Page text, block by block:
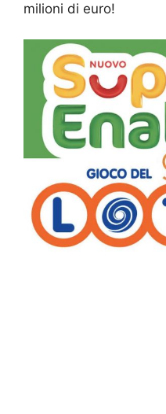
milioni di euro!